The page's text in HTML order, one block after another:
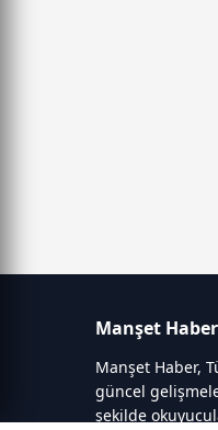
Manşet Haber
Manşet Haber,
güncel
şekilde